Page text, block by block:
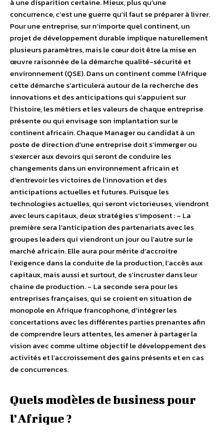
à une disparition certaine. Mieux, plus qu’une
concurrence, c’est une guerre qu’il faut se préparer à livrer.
Pour une entreprise, sur n’importe quel continent, un
projet de développement durable implique naturellement
plusieurs paramètres, mais le cœur doit être la mise en
œuvre raisonnée de la démarche qualité-sécurité et
environnement (QSE). Dans un continent comme l’Afrique
cette démarche s’articulera autour de la recherche des
innovations et des anticipations qui s’appuient sur
l’histoire, les métiers et les valeurs de chaque entreprise
présente ou qui envisage son implantation sur le
continent africain. Chaque Manager ou candidat à un
poste de direction d’une entreprise doit s’immerger ou
s’exercer aux devoirs qui seront de conduire les
changements dans un environnement africain et
d’entrevoir les victoires de l’innovation et des
anticipations actuelles et futures. Puisque les
technologies actuelles, qui seront victorieuses, viendront
avec leurs capitaux, deux stratégies s’imposent : – La
première sera l’anticipation des partenariats avec les
groupes leaders qui viendront un jour ou l’autre sur le
marché africain. Elle aura pour mérite d’accroitre
l’exigence dans la conduite de la production, l’accès aux
capitaux, mais aussi et surtout, de s’incruster dans leur
chaine de production. – La seconde sera pour les
entreprises françaises, qui se croient en situation de
monopole en Afrique francophone, d’intégrer les
concertations avec les différentes parties prenantes afin
de comprendre leurs attentes, les amener à partager la
vision avec comme ultime objectif le développement des
activités et l’accroissement des gains présents et en cas
de concurrences.
Quels modèles de business pour
l’Afrique ?